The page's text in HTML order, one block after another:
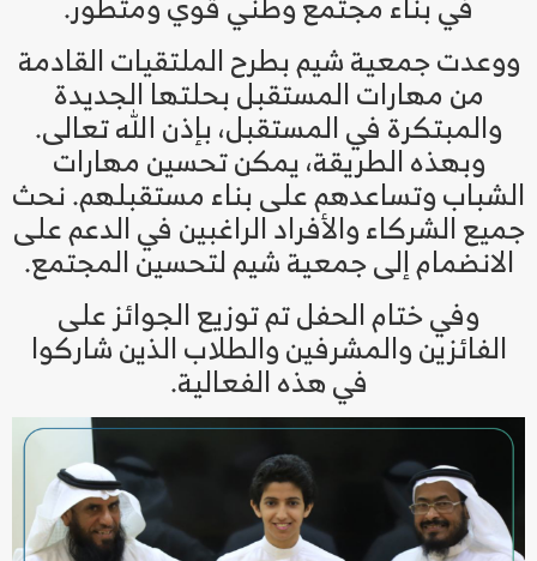
ووعدت جمعية شيم بطرح الملتقيات القادمة
من مهارات المستقبل بحلتها الجديدة
والمبتكرة في المستقبل، بإذن الله تعالى.
وبهذه الطريقة، يمكن تحسين مهارات
الشباب وتساعدهم على بناء مستقبلهم. نحث
جميع الشركاء والأفراد الراغبين في الدعم على
الانضمام إلى جمعية شيم لتحسين المجتمع.
وفي ختام الحفل تم توزيع الجوائز على
الفائزين والمشرفين والطلاب الذين شاركوا
في هذه الفعالية.